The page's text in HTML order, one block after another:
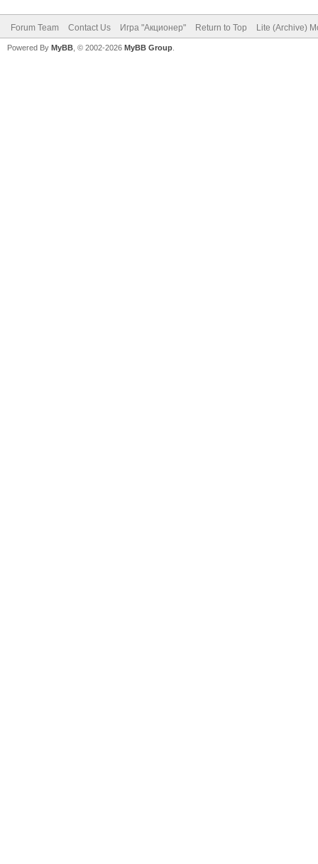
Forum Team Contact Us Игра "Акционер" Return to Top Lite (Archive)
Powered By MyBB , © 2002-2026 MyBB Group